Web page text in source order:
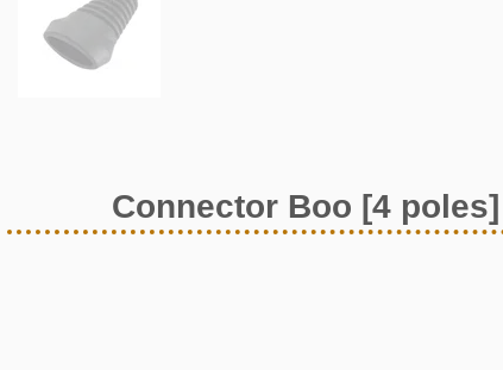
Connector Boo [4 poles]